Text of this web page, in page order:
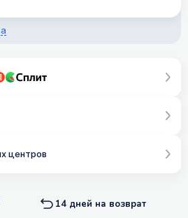
центров
14 дней на возврат